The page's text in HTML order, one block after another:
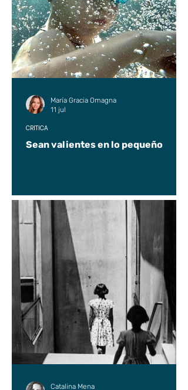
Sean valientes en lo pequeño
CRÍTICA
María Gracia Omagna
11 jul
Catalina Mena